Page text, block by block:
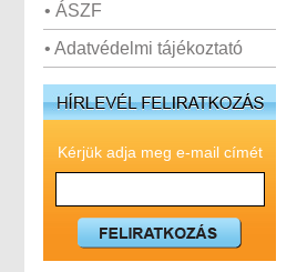
• ÁSZF
• Adatvédelmi tájékoztató
Kérjük adja meg e-mail címét